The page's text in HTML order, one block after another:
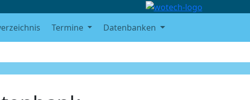
Termine Datenbanken